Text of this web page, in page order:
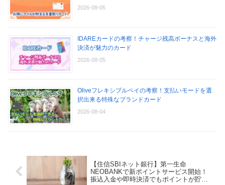
2026-08-05
IDAREカードの考察！チャージ残高ボーナスと海外
決済が魅力のカード
2026-08-05
Oliveフレキシブルペイの考察！支払いモードを選
択出来る特殊なブランドカード
2026-08-04
【住信SBIネット銀行】第一生命
NEOBANKで新ポイントサービス開始！
振込入金や即時決済でもポイントが貯ま